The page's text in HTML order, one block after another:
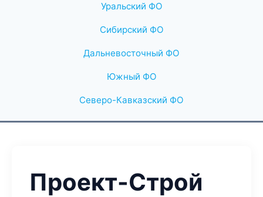
Уральский ФО
Сибирский ФО
Дальневосточный ФО
Южный ФО
Северо-Кавказский ФО
Проект-Строй